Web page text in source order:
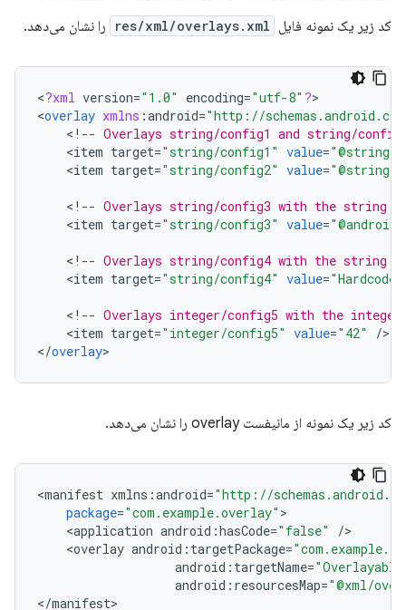
کد زیر یک نمونه فایل res/xml/overlays.xml را نشان می‌دهد.
<?xml version="1.0" encoding="utf-8" ?>
<overlay xmlns :android="http://
< ! -- Overlays string/config1 and string/
<item target="string/config1" value="@string/
<item target="string/config2" value="@string/
< ! -- Overlays string/config3 with the string
<item target="string/config3" value=
< ! -- Overlays string/config4 with the string
<item target="string/config4" value=
< ! -- Overlays integer/config5 with the
<item target="integer/config5" value="42" />
</overlay
کد زیر یک نمونه از مانیفست overlay را نشان می‌دهد.
<manifest xmlns :android="http://
package="com.example.overlay"
<application android :hasCode="false" /
<overlay android : targetPackage=
android : targetName=
android : resourcesMap="@xml/
</manifest